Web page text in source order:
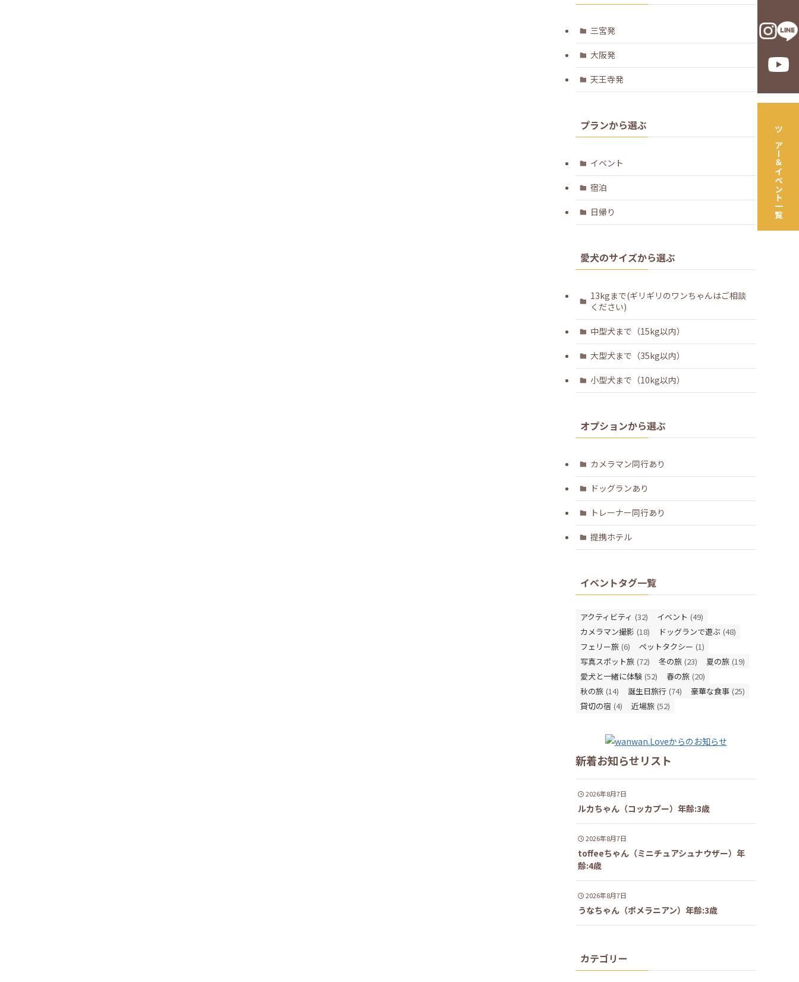
ツアー＆イベント一覧
三宮発
大阪発
天王寺発
プランから選ぶ
イベント
宿泊
日帰り
愛犬のサイズから選ぶ
13kgまで(ギリギリのワンちゃんはご相談
ください)
中型犬まで（15kg以内）
大型犬まで（35kg以内）
小型犬まで（10kg以内）
オプションから選ぶ
カメラマン同行あり
ドッグランあり
トレーナー同行あり
提携ホテル
イベントタグ一覧
アクティビティ (32) イベント (49)
カメラマン撮影 (18) ドッグランで遊ぶ (48)
フェリー旅 (6) ペットタクシー (1)
写真スポット旅 (72) 冬の旅 (23) 夏の旅 (19)
愛犬と一緒に体験 (52) 春の旅 (20)
秋の旅 (14) 誕生日旅行 (74) 豪華な食事 (25)
貸切の宿 (4) 近場旅 (52)
新着お知らせリスト
2026年8月7日
ルカちゃん（コッカプー）年齢:3歳
2026年8月7日
toffeeちゃん（ミニチュアシュナウザー）年
齢:4歳
2026年8月7日
うなちゃん（ポメラニアン）年齢:3歳
カテゴリー